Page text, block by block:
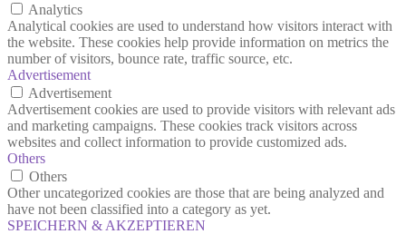
Analytics
Analytical cookies are used to understand how visitors interact with
the website. These cookies help provide information on metrics the
number of visitors, bounce rate, traffic source, etc.
Advertisement
Advertisement
Advertisement cookies are used to provide visitors with relevant ads
and marketing campaigns. These cookies track visitors across
websites and collect information to provide customized ads.
Others
Others
Other uncategorized cookies are those that are being analyzed and
have not been classified into a category as yet.
SPEICHERN & AKZEPTIEREN